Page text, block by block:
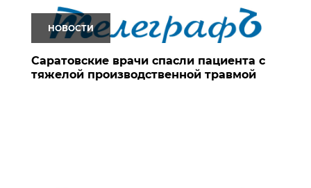
НОВОСТИ
Саратовские врачи спасли пациента с
тяжелой производственной травмой